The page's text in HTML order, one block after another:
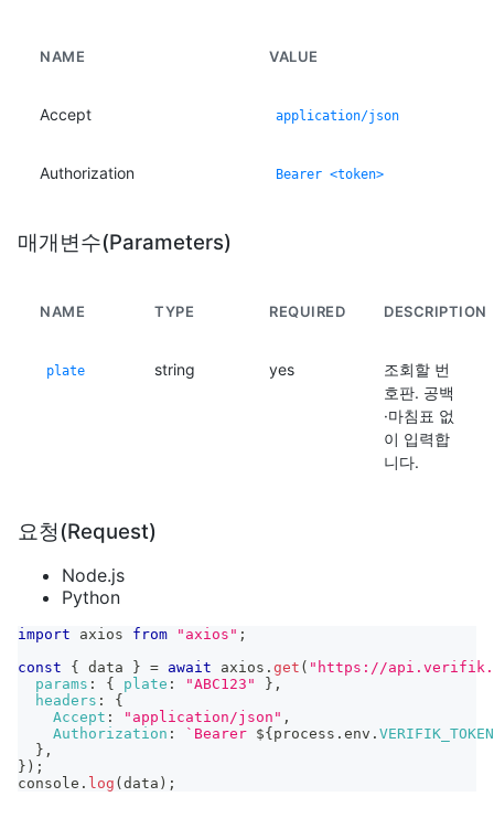
NAME VALUE
Accept application/json
Authorization Bearer <token>
매개변수(Parameters)
NAME TYPE REQUIRED DESCRIPTION
plate string yes
조회할 번
호판. 공백
·마침표 없
이 입력합
니다.
요청(Request)
Node.js
Python
import axios from "axios" ;
const
{ data } = await axios . get ( "https://
params : { plate : "ABC123" } ,
headers :
{
Accept : "application/json" ,
Authorization : ` Bearer ${ process . env . VERIFIK_TOKEN
} ,
} ) ;
console . log ( data ) ;